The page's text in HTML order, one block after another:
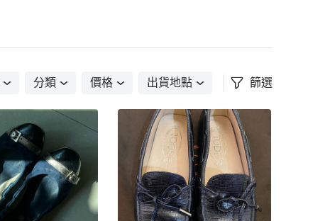
分類 價格 出貨地點 篩選